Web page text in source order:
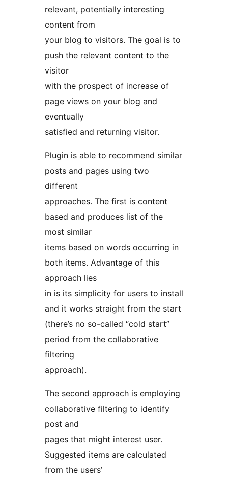
relevant, potentially interesting
content from
your blog to visitors. The goal is to
push the relevant content to the
visitor
with the prospect of increase of
page views on your blog and
eventually
satisfied and returning visitor.
Plugin is able to recommend similar
posts and pages using two
different
approaches. The first is content
based and produces list of the
most similar
items based on words occurring in
both items. Advantage of this
approach lies
in is its simplicity for users to install
and it works straight from the start
(there’s no so-called “cold start”
period from the collaborative
filtering
approach).
The second approach is employing
collaborative filtering to identify
post and
pages that might interest user.
Suggested items are calculated
from the users’